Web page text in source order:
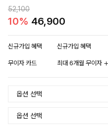
52,100
10% 46,900
신규가입 혜택 신규가입 혜택
무이자 카드 최대 6개월 무이자